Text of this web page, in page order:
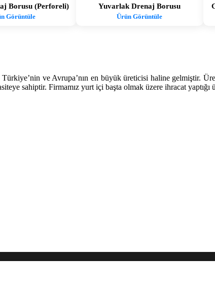
Borusu (Perforeli)
Görüntüle
Yuvarlak Drenaj Borusu
Ürün Görüntüle
ve Avrupa’nın en büyük üreticisi haline gelmiştir.
sahiptir. Firmamız yurt içi başta olmak üzere ihracat